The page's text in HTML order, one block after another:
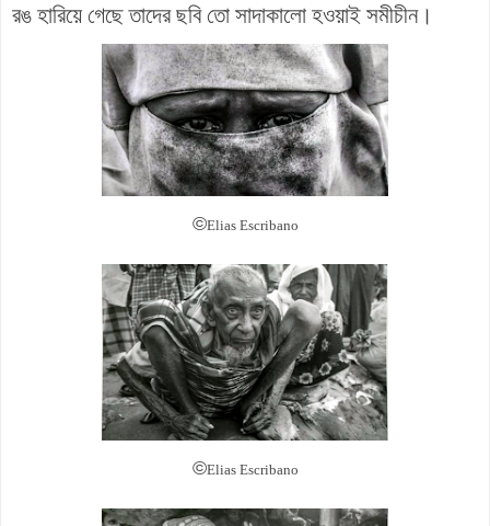
রঙ হারিয়ে গেছে তাদের ছবি তো সাদাকালো হওয়াই সমীচীন।
©Elias Escribano
©Elias Escribano